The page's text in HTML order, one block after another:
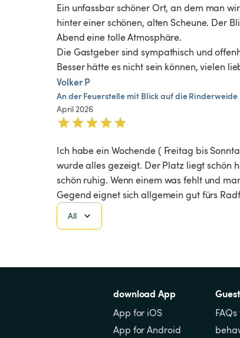
Ein unfassbar schöner Ort, an dem man
hinter einer schönen, alten Scheune. Der
Abend eine tolle Atmosphäre.
Die Gastgeber sind sympathisch und
Besser hätte es nicht sein können, vielen
Volker P
AnderFeuerstelle mit BlickaufdieRinderweide
April 2026
Ich habe ein Wochende ( Freitag bis
wurde alles gezeigt. Der Platz liegt schön
schön ruhig. Wenn einem was fehlt und
Gegend eignet sich allgemein gut fürs
All
download App
App for iOS
App for Android